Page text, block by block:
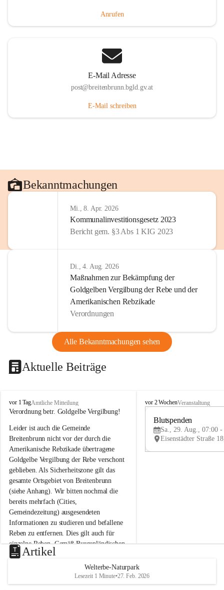
Anrufen
E-Mail Adresse
post@breitenbrunn.bgld.gv.at
E-Mail schreiben
Bekanntmachungen
Mi., 8. Apr. 2026
Kommunalinvestitionsgesetz 2023
Bericht gem. §3 Abs 1 KIG 2023
Di., 4. Aug. 2026
Maßnahmen zur Bekämpfung der
Goldgelben Vergilbung der Rebe und der
Amerikanischen Rebzikade
Verordnungen
Alle Bekanntmachungen sehen
Aktuelle Beiträge
B
r
i
t
e
n
b
r
u
n
n
a
m
N
e
u
s
d
vor 1 TagAmtliche Mitteilung
Verordnung betr. Goldgelbe Vergilbung!
Leider ist auch die Gemeinde
Breitenbrunn nicht vor der durch die
Amerikanische Rebzikade übertragene
Goldgelbe Vergilbung der Rebe verschont
geblieben. Als Sicherheitszone gilt das
gesamte Ortsgebiet von Breitenbrunn
(siehe Anhang). Wir bitten nochmal die
bereits mehrfach (Cities,
Gemeindezeitung) ausgesendeten
Informationen zu studieren und befallene
Reben zu entfernen. Dies gilt auch für
einzelne Reben. Gemäß Burgenländischen
Weinbaugesetz sind nicht gepflegte oder
unzulässige Weingärten zu roden! Bitte
helfen wir zusammen um unsere Winzer
vor den prognostizierten Ernteausfällen
B
e
u
e
d
vor 2 WochenVeranstaltung
Blutspenden
Sa., 29. Aug., 07:00 -
Artikel
Welterbe-Naturpark
Lesezeit 1 Minute•27. Feb. 2026